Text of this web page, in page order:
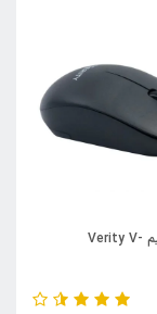
موس بی سیم Verity V-